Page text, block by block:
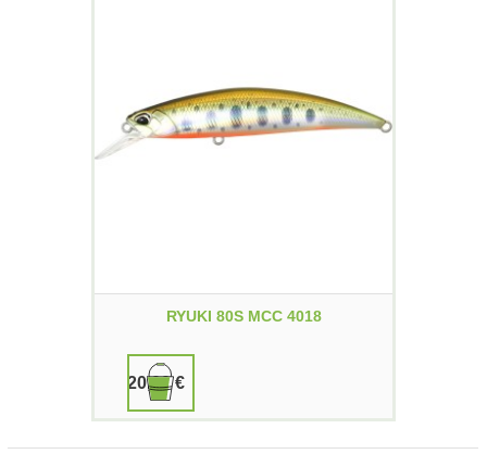
RYUKI 80S MCC 4018
20,00 €